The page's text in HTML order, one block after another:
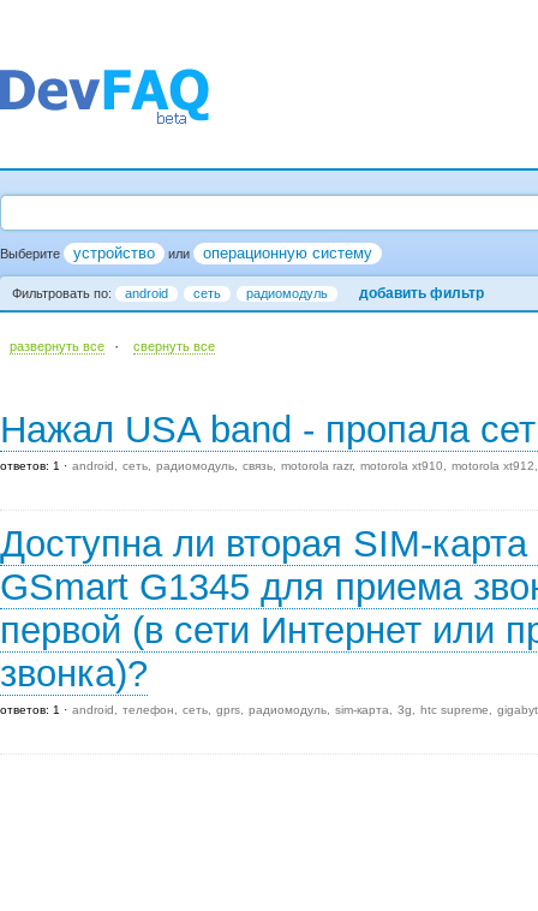
Выберите устройство или операционную систему
Фильтровать по: android сеть радиомодуль добавить фильтр
развернуть все · cвернуть все
Нажал USA band - пропала
ответов: 1 android сеть радиомодуль связь motorola razr motorola xt910 motorola xt912
Доступна ли вторая SIM-
GSmart G1345 для приема
первой (в сети Интернет или
звонка)?
ответов: 1 android телефон сеть gprs радиомодуль sim-карта 3g htc supreme